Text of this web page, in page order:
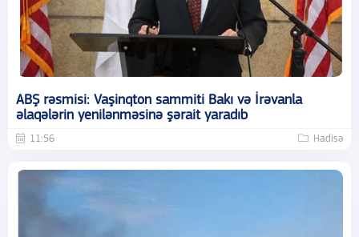
ABŞ rəsmisi: Vaşinqton sammiti Bakı və İrəvanla
əlaqələrin yenilənməsinə şərait yaradıb
11:56 Hadisə